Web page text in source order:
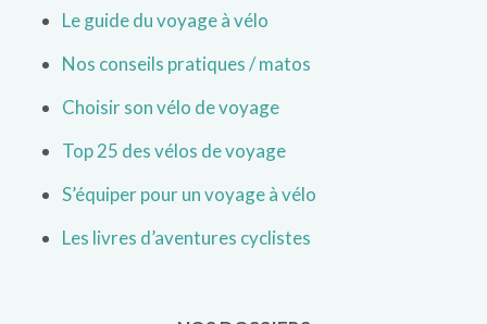
Le guide du voyage à vélo
Nos conseils pratiques / matos
Choisir son vélo de voyage
Top 25 des vélos de voyage
S’équiper pour un voyage à vélo
Les livres d’aventures cyclistes